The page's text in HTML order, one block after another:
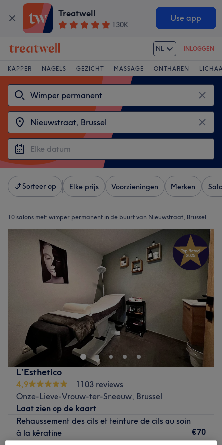
Treatwell
130K
Use app
NL INLOGGEN
KAPPER NAGELS GEZICHT MASSAGE ONTHAREN
Sorteer op Elke prijs Voorzieningen Merken
10 salons met: wimper permanent in de buurt van Nieuwstraat, Brussel
L’Esthetico
4,9
1103 reviews
Onze-Lieve-Vrouw-ter-Sneeuw, Brussel
Laat zien op de kaart
Rehaussement des cils et teinture de cils au soin
à la kératine
€70